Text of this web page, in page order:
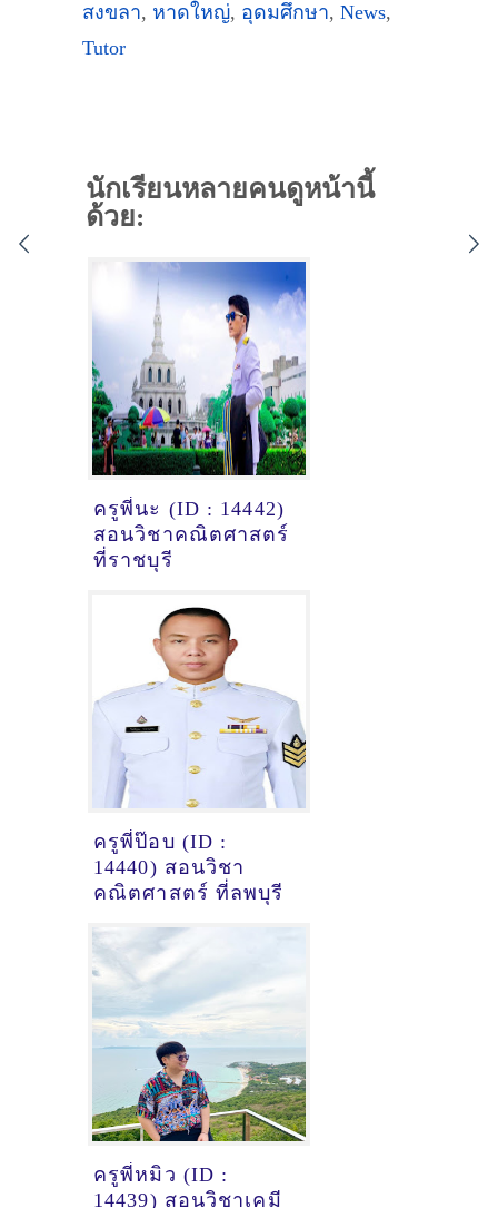
สงขลา, หาดใหญ่, อุดมศึกษา, News,
Tutor
นักเรียนหลายคนดูหน้านี้
ด้วย:
ครูพี่นะ (ID : 14442)
สอนวิชาคณิตศาสตร์
ที่ราชบุรี
ครูพี่ป๊อบ (ID :
14440) สอนวิชา
คณิตศาสตร์ ที่ลพบุรี
ครูพี่หมิว (ID :
14439) สอนวิชาเคมี